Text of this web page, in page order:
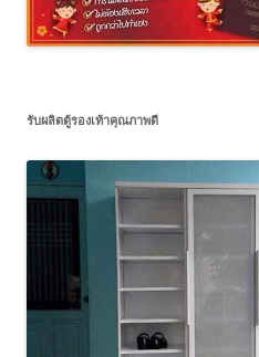
รับผลิตตู้รองเท้าคุณภาพดี